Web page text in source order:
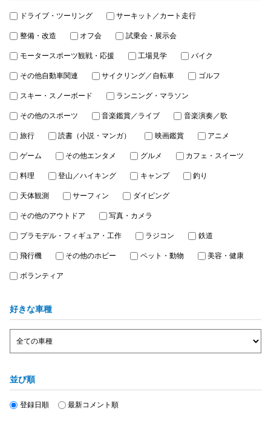
ドライブ・ツーリング サーキット／カート走行
整備・改造 オフ会 試乗会・展示会
モータースポーツ観戦・応援 工場見学 バイク
その他自動車関連 サイクリング／自転車 ゴルフ
スキー・スノーボード ランニング・マラソン
その他のスポーツ 音楽鑑賞／ライブ 音楽演奏／歌
旅行 読書（小説・マンガ） 映画鑑賞 アニメ
ゲーム その他エンタメ グルメ カフェ・スイーツ
料理 登山／ハイキング キャンプ 釣り
天体観測 サーフィン ダイビング
その他のアウトドア 写真・カメラ
プラモデル・フィギュア・工作 ラジコン 鉄道
飛行機 その他のホビー ペット・動物 美容・健康
ボランティア
好きな車種
並び順
登録日順 最新コメント順